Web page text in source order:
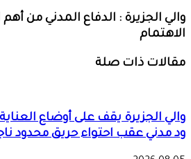
والي الجزيرة : الدفاع المدني من
الاهتمام
مقالات ذات صلة
والي الجزيرة يقف على أوضاع
ود مدني عقب احتواء حريق محدود